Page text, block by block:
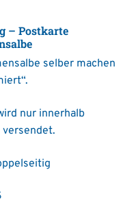
– Postkarte
selber machen
nur innerhalb